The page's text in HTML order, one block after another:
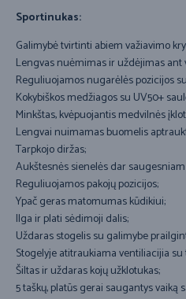
Sportinukas:
Galimybė tvirtinti abiem važiavimo
Lengvas nuėmimas ir uždėjimas ant
Reguliuojamos nugarėlės pozicijos
Kokybiškos medžiagos su UV50+
Minkštas, kvėpuojantis medvilnės
Lengvai nuimamas buomelis
Tarpkojo diržas;
Aukštesnės sienelės dar
Reguliuojamos pakojų pozicijos;
Ypač geras matomumas kūdikiui;
Ilga ir plati sėdimoji dalis;
Uždaras stogelis su galimybe
Stogelyje atitraukiama ventiliacijia
Šiltas ir uždaras kojų užklotukas;
5 taškų, platūs gerai saugantys vaiką